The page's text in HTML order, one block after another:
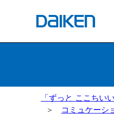
「ずっと ここち
コミュケーシ